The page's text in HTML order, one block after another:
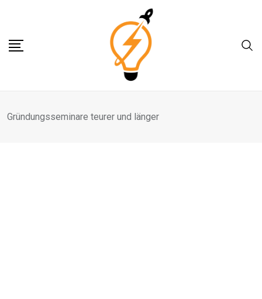
content
Gründungsseminare teurer und länger